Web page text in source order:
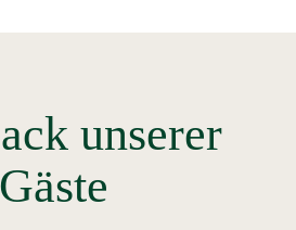
unserer
Gäste